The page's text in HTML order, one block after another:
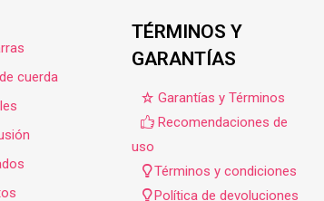
cuerda
TÉRMINOS Y
GARANTÍAS
Garantías y Términos
Recomendaciones de
uso
Términos y condiciones
Política de devoluciones